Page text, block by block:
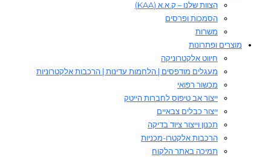
הצוות שלנו – ק.א.א (KAA)
הסמכות ופרסים
משרות
מוצרים ופתרונות
חיווט אלקטרוניקה
מעגלים מודפסים | הלחמות עדינות | הרכבות אלקטרוניות
מכשור רפואי
ייצור אב טיפוס לחברות הייטק
ייצור כבלים צבאיים
תכנון וייצור ציוד בדיקה
הרכבות אלקטרו-מכניות
תמיכה באתר הלקוח